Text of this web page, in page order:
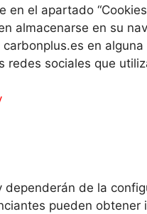
el apartado
almacenarse en su
en alguna
sociales que
de la
pueden